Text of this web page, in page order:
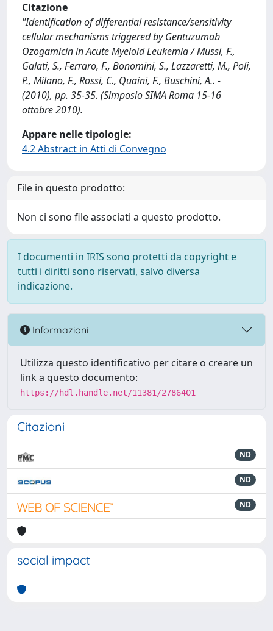
Citazione
"Identification of differential resistance/sensitivity
cellular mechanisms triggered by Gentuzumab
Ozogamicin in Acute Myeloid Leukemia / Mussi, F.,
Galati, S., Ferraro, F., Bonomini, S., Lazzaretti, M., Poli,
P., Milano, F., Rossi, C., Quaini, F., Buschini, A.. -
(2010), pp. 35-35. (Simposio SIMA Roma 15-16
ottobre 2010).
Appare nelle tipologie:
4.2 Abstract in Atti di Convegno
File in questo prodotto:
Non ci sono file associati a questo prodotto.
I documenti in IRIS sono protetti da copyright e
tutti i diritti sono riservati, salvo diversa
indicazione.
Informazioni
Utilizza questo identificativo per citare o creare un
link a questo documento:
https://hdl.handle.net/11381/2786401
Citazioni
ND
ND
ND
social impact